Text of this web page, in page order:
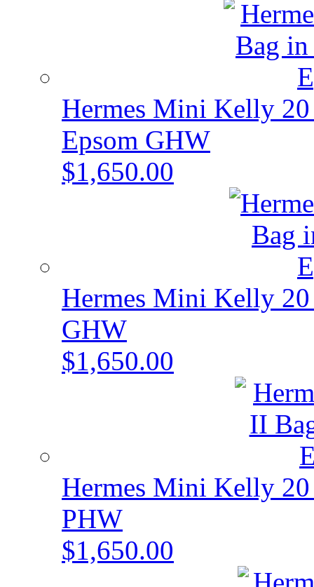
Hermes Mini Kelly
Epsom GHW
$1,650.00
Hermes Mini Kelly
GHW
$1,650.00
Hermes Mini Kelly
PHW
$1,650.00